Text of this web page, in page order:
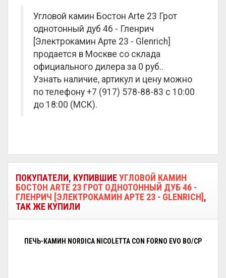
Угловой камин Бостон Arte 23 Грот
однотонный дуб 46 - Гленрич
[Электрокамин Арте 23 - Glenrich]
продается в Москве со склада
официального дилера за 0 руб..
Узнать наличие, артикул и цену можно
по телефону +7 (917) 578-88-83 с 10:00
до 18:00 (МСК).
ПОКУПАТЕЛИ, КУПИВШИЕУГЛОВОЙ КАМИН
БОСТОН ARTE 23 ГРОТ ОДНОТОННЫЙ ДУБ 46 -
ГЛЕНРИЧ [ЭЛЕКТРОКАМИН АРТЕ 23 - GLENRICH] ,
ТАК ЖЕ КУПИЛИ
ПЕЧЬ-КАМИН NORDICA NICOLETTA CON FORNO EVO BO/CP